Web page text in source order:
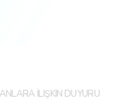
İLIŞKIN DUYURU